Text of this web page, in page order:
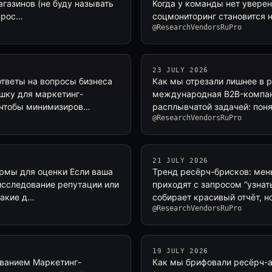
(не буду называть
Когда у команды нет
соцмониторинг становится
@ResearchVendorsRuPro
на вопросы бизнеса
для маркетинг-
минимизиров…
23 JULY 2026
Как мы отрезали лишнее в
международная B2B-
расплывчатой задачей:
@ResearchVendorsRuPro
для оценки Если ваша
репутации или
д…
21 JULY 2026
Тренд ресёрч-брисков:
приходят с запросом
собирает красивый отчёт,
@ResearchVendorsRuPro
Маркетинг-
19 JULY 2026
Как мы брифовали ресёрч-